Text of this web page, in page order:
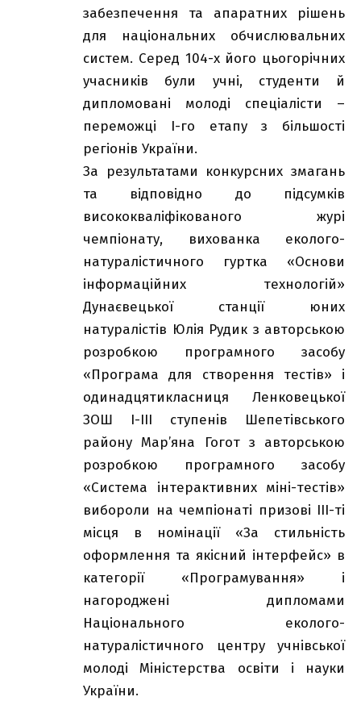
забезпечення та апаратних рішень
для національних обчислювальних
систем. Серед 104-х його цьогорічних
учасників були учні, студенти й
дипломовані молоді спеціалісти –
переможці І-го етапу з більшості
регіонів України.
За результатами конкурсних змагань
та відповідно до підсумків
висококваліфікованого журі
чемпіонату, вихованка еколого-
натуралістичного гуртка «Основи
інформаційних технологій»
Дунаєвецької станції юних
натуралістів Юлія Рудик з авторською
розробкою програмного засобу
«Програма для створення тестів» і
одинадцятикласниця Ленковецької
ЗОШ І-ІІІ ступенів Шепетівського
району Мар’яна Гогот з авторською
розробкою програмного засобу
«Система інтерактивних міні-тестів»
вибороли на чемпіонаті призові ІІІ-ті
місця в номінації «За стильність
оформлення та якісний інтерфейс» в
категорії «Програмування» і
нагороджені дипломами
Національного еколого-
натуралістичного центру учнівської
молоді Міністерства освіти і науки
України.